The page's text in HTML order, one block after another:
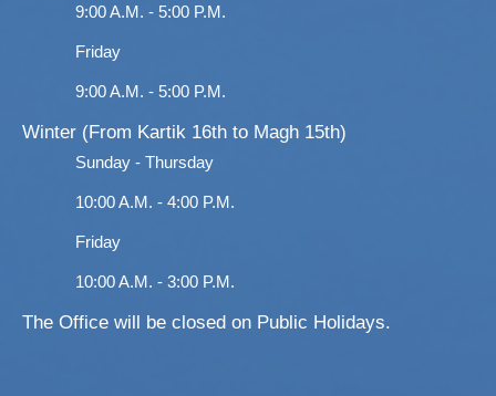
9:00 A.M. - 5:00 P.M.
Friday
9:00 A.M. - 5:00 P.M.
Winter (From Kartik 16th to Magh 15th)
Sunday - Thursday
10:00 A.M. - 4:00 P.M.
Friday
10:00 A.M. - 3:00 P.M.
The Office will be closed on Public Holidays.